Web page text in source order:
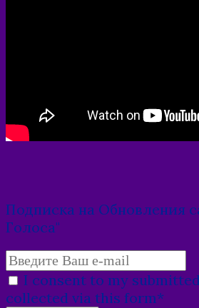
Подписка на Обновления
Голоса"
I consent to my
collected via this form*